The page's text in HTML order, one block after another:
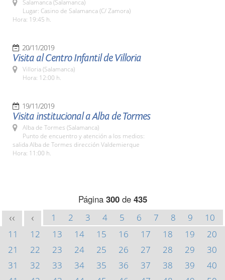
Salamanca (Salamanca)
Lugar: Casino de Salamanca (C/ Zamora)
Hora: 19:45 h.
20/11/2019
Visita al Centro Infantil de Villoria
Villoria (Salamanca)
Hora: 12:00 h.
19/11/2019
Visita institucional a Alba de Tormes
Alba de Tormes (Salamanca)
Punto de encuentro y atención a los medios:
salida Alba de Tormes dirección Valdemierque
Hora: 11:00 h.
Página 300de 435
<< < 1 2 3 4 5 6 7 8 9
10
11
12 13 14 15 16 17 18 19
20
21
22 23 24 25 26 27 28 29
30
31
32 33 34 35 36 37 38 39
40